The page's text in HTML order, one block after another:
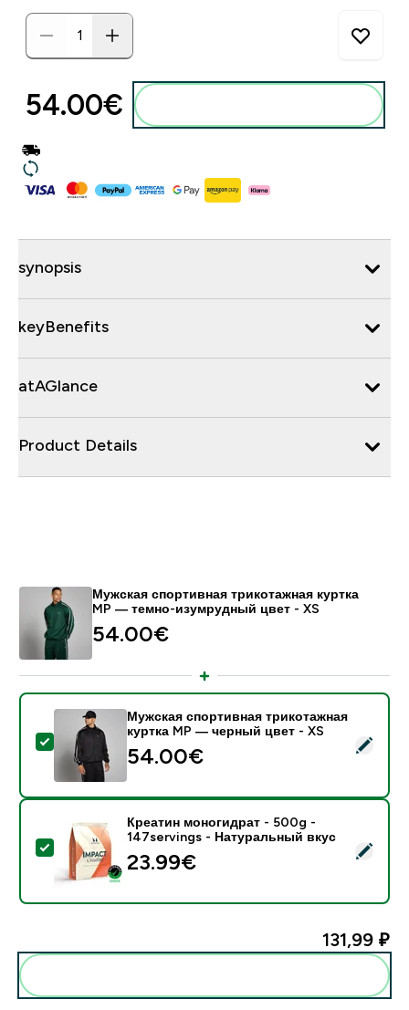
54.00€‎
synopsis
keyBenefits
atAGlance
Product Details
Мужская спортивная трикотажная куртка
MP — темно-изумрудный цвет - XS
54.00€‎
- Мужская спортивная трикотажная куртка MP —
Мужская спортивная трикотажная
куртка MP — черный цвет - XS
54.00€‎
- Креатин моногидрат - 500g - 147servings -
Креатин моногидрат - 500g -
147servings - Натуральный вкус
23.99€‎
131,99 ₽‎